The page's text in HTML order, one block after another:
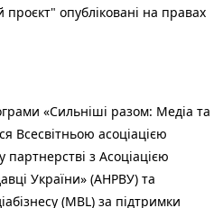
опубліковані на правах
«Сильніші разом: Медіа та
Всесвітньою асоціацією
партнерстві з Асоціацією
України» (АНРВУ) та
(MBL) за підтримки